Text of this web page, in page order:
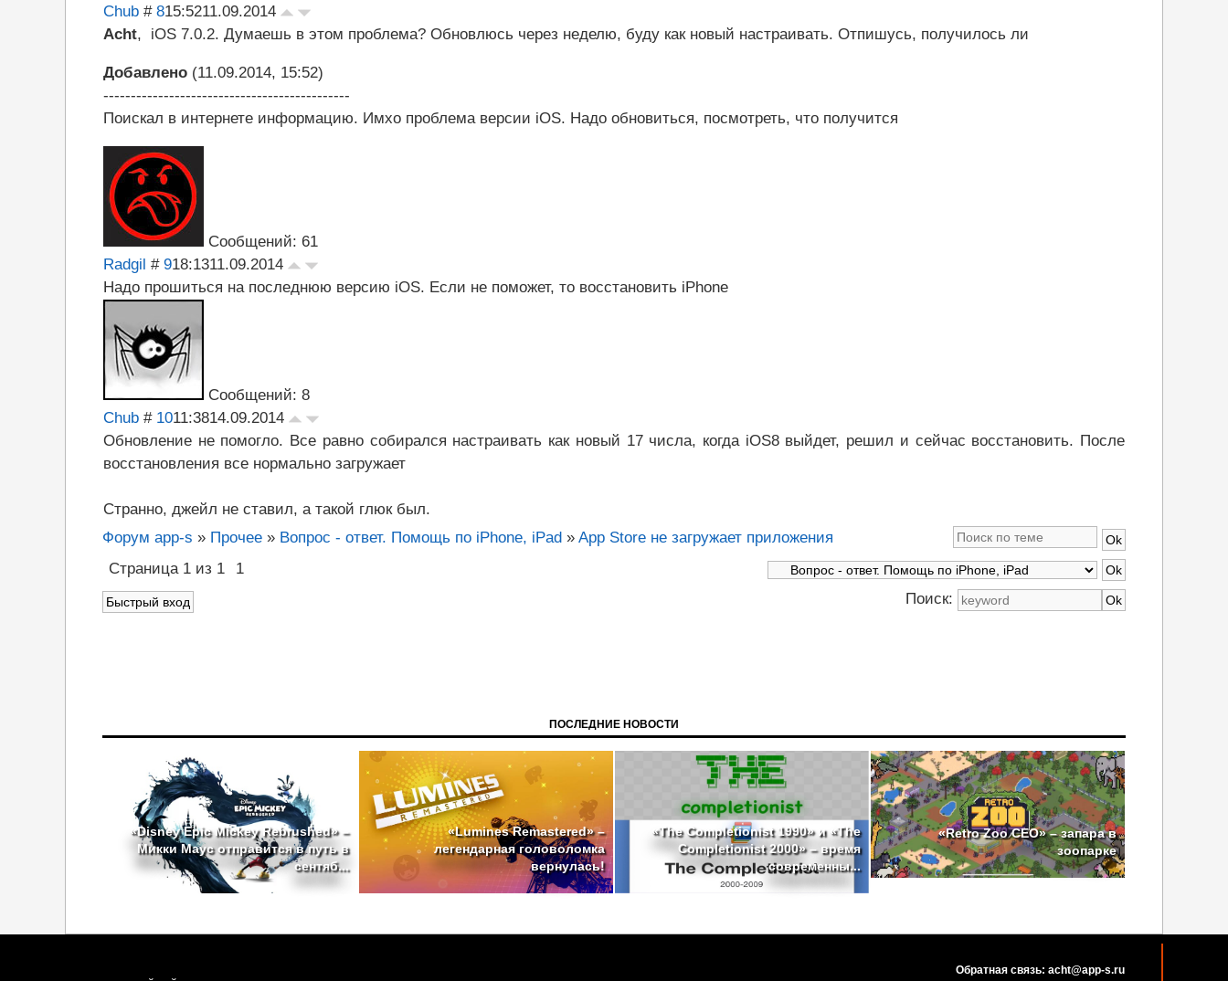
Chub # 815:5211.09.2014
Acht, iOS 7.0.2. Думаешь в этом проблема? Обновлюсь через неделю, буду как новый настраивать. Отпишусь, получилось ли
Добавлено (11.09.2014, 15:52)
---------------------------------------------
Поискал в интернете информацию. Имхо проблема версии iOS. Надо обновиться, посмотреть, что получится
Сообщений: 61
Radgil # 918:1311.09.2014
Надо прошиться на последнюю версию iOS. Если не поможет, то восстановить iPhone
Сообщений: 8
Chub # 1011:3814.09.2014
Обновление не помогло. Все равно собирался настраивать как новый 17 числа, когда iOS8 выйдет, решил и сейчас восстановить. После
восстановления все нормально загружает
Странно, джейл не ставил, а такой глюк был.
Форум app-s » Прочее » Вопрос - ответ. Помощь по iPhone, iPad » App Store не загружает приложения
Страница 1 из 1
1
Поиск:
ПОСЛЕДНИЕ НОВОСТИ
«Disney Epic Mickey Rebrushed» –
Микки Маус отправится в путь в
сентяб...
«Lumines Remastered» –
легендарная головоломка
вернулась!
«The Completionist 1990» и «The
Completionist 2000» – время
современны...
«Retro Zoo CEO» – запара в
зоопарке
Обратная связь: acht@app-s.ru